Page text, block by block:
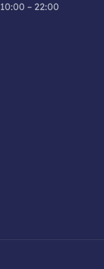
10:00 – 22:00